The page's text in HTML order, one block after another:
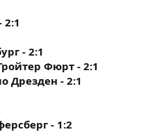
- 2:1
Фюрт - 2:1
Дрезден - 2:1
- 1:2